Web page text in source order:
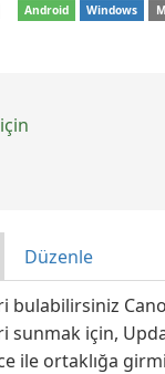
Android Windows
Düzenle
bulabilirsiniz
için,
ile ortaklığa